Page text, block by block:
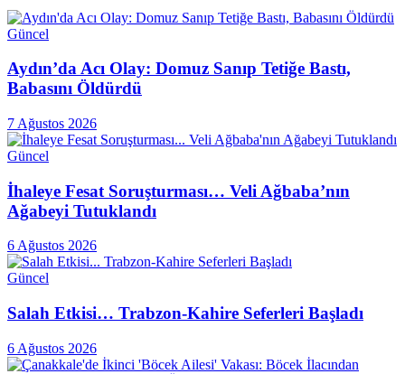
Güncel
Aydın’da Acı Olay: Domuz Sanıp Tetiğe Bastı,
Babasını Öldürdü
7 Ağustos 2026
Güncel
İhaleye Fesat Soruşturması… Veli Ağbaba’nın
Ağabeyi Tutuklandı
6 Ağustos 2026
Güncel
Salah Etkisi… Trabzon-Kahire Seferleri Başladı
6 Ağustos 2026